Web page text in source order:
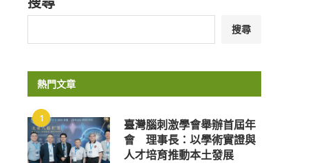
搜尋
熱門文章
1
臺灣腦刺激學會舉辦首屆年
會 理事長：以學術實證與
人才培育推動本土發展